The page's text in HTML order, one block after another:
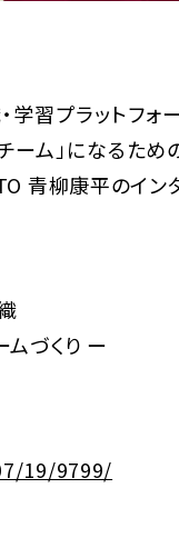
習プラットフォ
ーム」になるた
青柳康平のイン
づくり ー
19/9799/